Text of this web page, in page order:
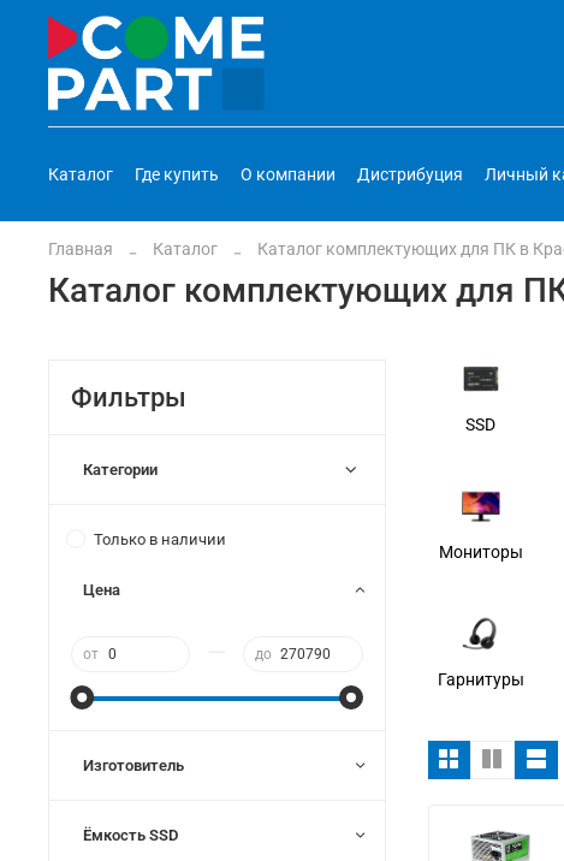
Каталог Где купить О компании Дистрибуция Личный
Главная Каталог Каталог комплектующих для ПК в
Каталог комплектующих для
SSD
Мониторы
Гарнитуры
Фильтры
Категории
Только в наличии
Цена
от до
Изготовитель
Ёмкость SSD